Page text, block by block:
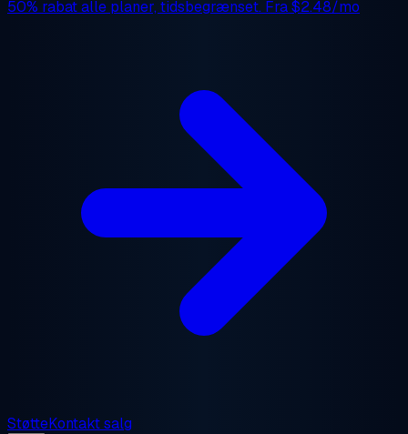
50% rabatalle planer, tidsbegrænset. Fra$2.48/mo
StøtteKontakt salg